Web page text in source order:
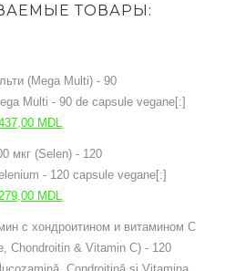
ТОВАРЫ:
(Mega Multi) - 90
Multi - 90 de capsule vegane[:]
составляла
MDL
437,00 MDL.
мкг (Selen) - 120
- 120 capsule vegane[:]
Первоначальная
составляла
310,00 MDL.
MDL
с хондроитином и витамином С
Chondroitin & Vitamin C) - 120